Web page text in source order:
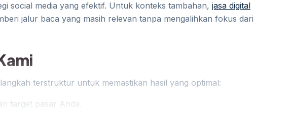
social media yang efektif. Untuk konteks tambahan, jasa digital
jalur baca yang masih relevan tanpa mengalihkan fokus dari
terstruktur untuk memastikan hasil yang optimal:
target pasar Anda.